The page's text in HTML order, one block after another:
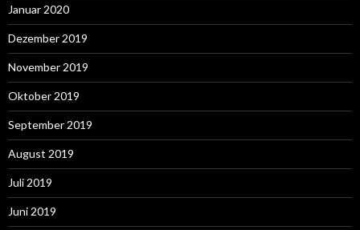
Januar 2020
Dezember 2019
November 2019
Oktober 2019
September 2019
August 2019
Juli 2019
Juni 2019